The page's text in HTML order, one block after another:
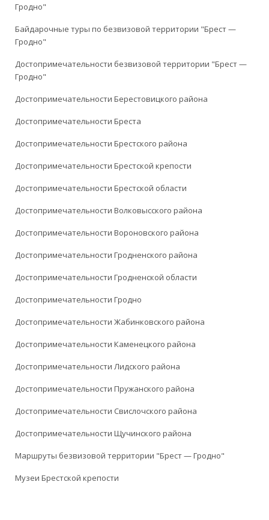
Гродно"
Байдарочные туры по безвизовой территории "Брест —
Гродно"
Достопримечательности безвизовой территории "Брест —
Гродно"
Достопримечательности Берестовицкого района
Достопримечательности Бреста
Достопримечательности Брестского района
Достопримечательности Брестской крепости
Достопримечательности Брестской области
Достопримечательности Волковысского района
Достопримечательности Вороновского района
Достопримечательности Гродненского района
Достопримечательности Гродненской области
Достопримечательности Гродно
Достопримечательности Жабинковского района
Достопримечательности Каменецкого района
Достопримечательности Лидского района
Достопримечательности Пружанского района
Достопримечательности Свислочского района
Достопримечательности Щучинского района
Маршруты безвизовой территории "Брест — Гродно"
Музеи Брестской крепости